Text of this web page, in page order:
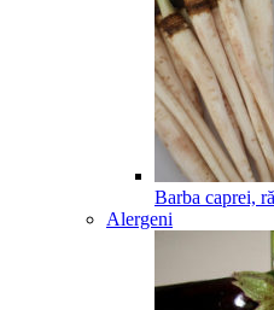
Barba caprei,
Alergeni